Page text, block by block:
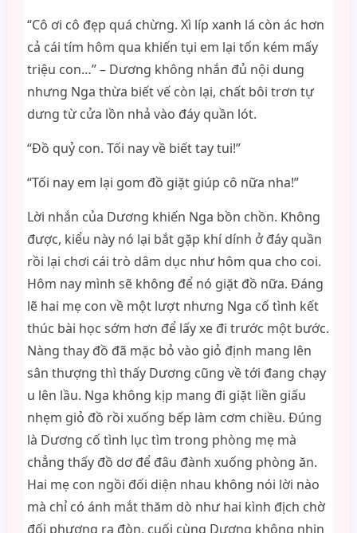
“Cô ơi cô đẹp quá chừng. Xì líp xanh lá còn ác hơn
cả cái tím hôm qua khiến tụi em lại tốn kém mấy
triệu con…” – Dương không nhắn đủ nội dung
nhưng Nga thừa biết vế còn lại, chất bôi trơn tự
dưng từ cửa lồn nhả vào đáy quần lót.
“Đồ quỷ con. Tối nay về biết tay tui!”
“Tối nay em lại gom đồ giặt giúp cô nữa nha!”
Lời nhắn của Dương khiến Nga bồn chồn. Không
được, kiểu này nó lại bắt gặp khí dính ở đáy quần
rồi lại chơi cái trò dâm dục như hôm qua cho coi.
Hôm nay mình sẽ không để nó giặt đồ nữa. Đáng
lẽ hai mẹ con về một lượt nhưng Nga cố tình kết
thúc bài học sớm hơn để lấy xe đi trước một bước.
Nàng thay đồ đã mặc bỏ vào giỏ định mang lên
sân thượng thì thấy Dương cũng về tới đang chạy
u lên lầu. Nga không kịp mang đi giặt liền giấu
nhẹm giỏ đồ rồi xuống bếp làm cơm chiều. Đúng
là Dương cố tình lục tìm trong phòng mẹ mà
chẳng thấy đồ dơ để đâu đành xuống phòng ăn.
Hai mẹ con ngồi đối diện nhau không nói lời nào
mà chỉ có ánh mắt thăm dò như hai kình địch chờ
đối phương ra đòn, cuối cùng Dương không nhịn